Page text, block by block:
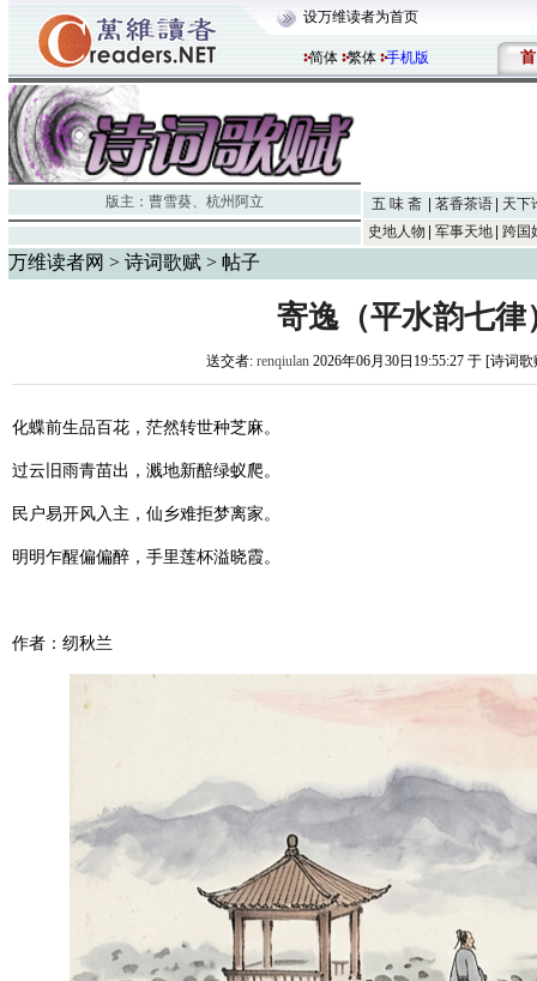
设万维读者为首页
简体 繁体 手机版 首
版主： 曹雪葵、 杭州阿立 五 味 斋 茗香茶语
天下
史地人物
军事天地 跨国
万维读者网 > 诗词歌赋 > 帖子
寄逸（平水韵七律
送交者: renqiulan2026年06月30日19:55:27 于 [诗词
化蝶前生品百花，茫然转世种芝麻。
过云旧雨青苗出，溅地新醅绿蚁爬。
民户易开风入主，仙乡难拒梦离家。
明明乍醒偏偏醉，手里莲杯溢晓霞。
作者：纫秋兰